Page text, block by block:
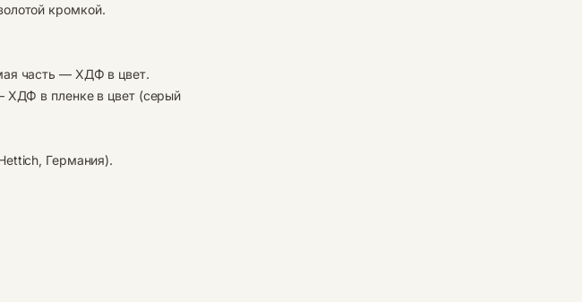
кромкой.
часть — ХДФ в цвет.
ХДФ в пленке в цвет (серый
Германия).